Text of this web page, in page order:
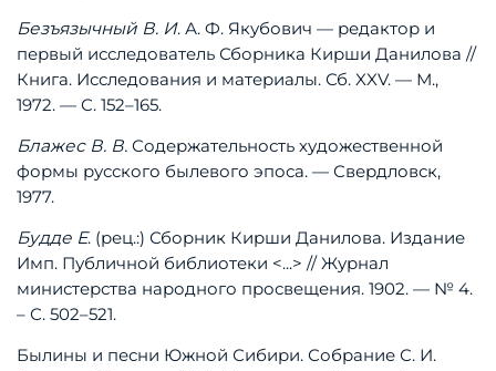
Безъязычный В. И. А. Ф. Якубович — редактор и
первый исследователь Сборника Кирши Данилова //
Книга. Исследования и материалы. Сб. XXV. — М.,
1972. — С. 152–165.
Блажес В. В. Содержательность художественной
формы русского былевого эпоса. — Свердловск,
1977.
Будде Е. (рец.:) Сборник Кирши Данилова. Издание
Имп. Публичной библиотеки <...> // Журнал
министерства народного просвещения. 1902. — № 4.
– С. 502–521.
Былины и песни Южной Сибири. Собрание С. И.